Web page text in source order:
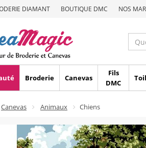
DIAMANT BOUTIQUE DMC NOS
Broderie Canevas
Fils
DMC
Canevas Animaux Chiens